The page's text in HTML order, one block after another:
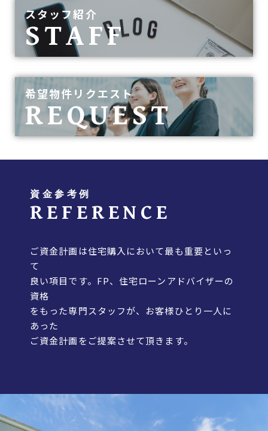
スタッフ紹介
STAFF
希望物件リクエスト
REQUEST
資金参考例
REFERENCE
ご資金計画は住宅購入において最も重要といっ
て
良い項目です。FP、住宅ローンアドバイザーの
資格
をもった専門スタッフが、お客様ひとり一人に
あった
ご資金計画をご提案させて頂きます。